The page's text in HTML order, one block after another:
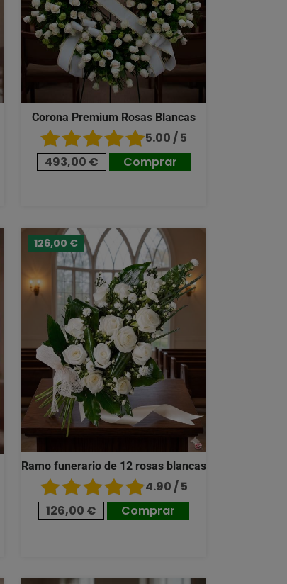
Corona Premium Rosas Blancas
5.00 / 5
493,00 €
Comprar
126,00 €
Ramo funerario de 12 rosas blancas
4.90 / 5
126,00 €
Comprar